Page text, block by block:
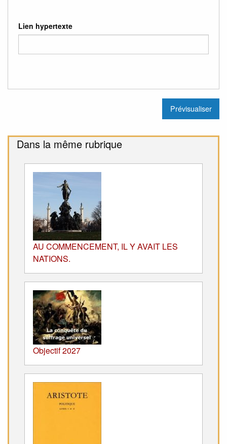
Lien hypertexte
Dans la même rubrique
AU COMMENCEMENT, IL Y AVAIT LES
NATIONS.
Objectif 2027